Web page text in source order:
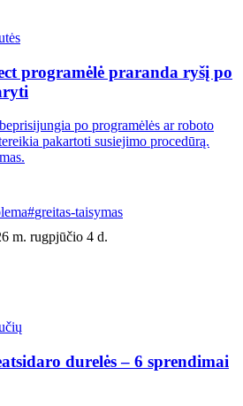
programėlė praranda ryšį po
po programėlės ar roboto
pakartoti susiejimo procedūrą.
#greitas-taisymas
m. rugpjūčio 4 d.
durelės – 6 sprendimai